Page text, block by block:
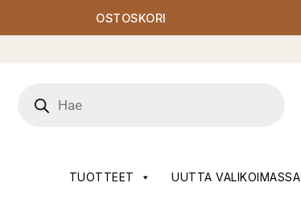
OSTOSKORI
search
TUOTTEET UUTTA VALIKOIMASSA